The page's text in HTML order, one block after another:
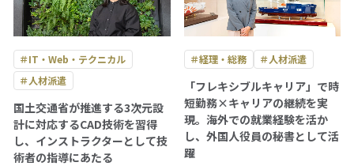
＃IT・Web・テクニカル
＃人材派遣
国土交通省が推進する3次元設
計に対応するCAD技術を習得
し、インストラクターとして技
術者の指導にあたる
＃経理・総務 ＃人材派遣
「フレキシブルキャリア」で時
短勤務×キャリアの継続を実
現。海外での就業経験を活か
し、外国人役員の秘書として活
躍